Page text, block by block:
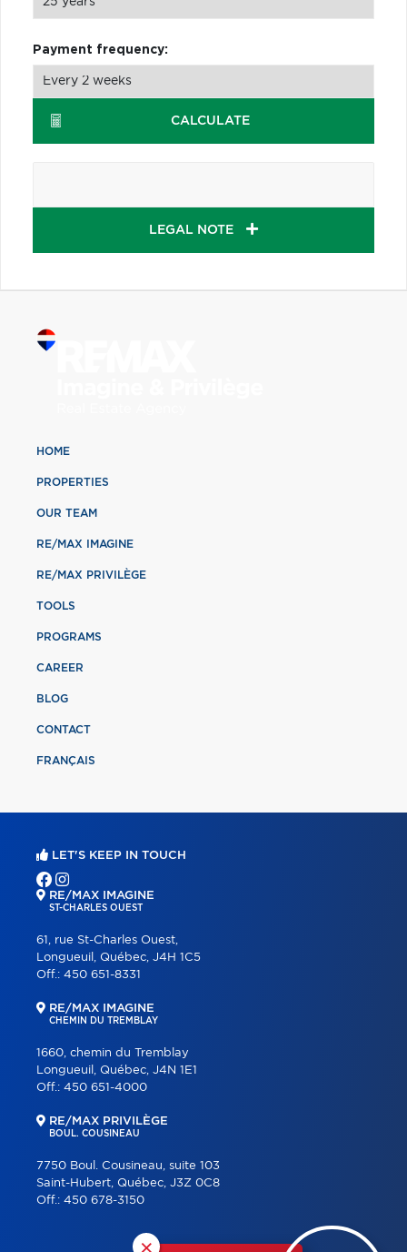
Payment frequency:
CALCULATE
LEGAL NOTE
×
HOME
PROPERTIES
OUR TEAM
RE/MAX IMAGINE
RE/MAX PRIVILÈGE
TOOLS
PROGRAMS
CAREER
BLOG
CONTACT
FRANÇAIS
LET'S KEEP IN TOUCH
RE/MAX IMAGINE
ST-CHARLES OUEST
61, rue St-Charles Ouest,
Longueuil, Québec, J4H 1C5
Off.: 450 651-8331
RE/MAX IMAGINE
CHEMIN DU TREMBLAY
1660, chemin du Tremblay
Longueuil, Québec, J4N 1E1
Off.: 450 651-4000
RE/MAX PRIVILÈGE
BOUL. COUSINEAU
7750 Boul. Cousineau, suite 103
Saint-Hubert, Québec, J3Z 0C8
Off.: 450 678-3150